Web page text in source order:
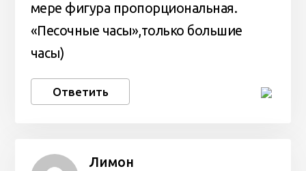
мере фигура пропорциональная.
«Песочные часы»,только большие
часы)
Ответить
Лимон